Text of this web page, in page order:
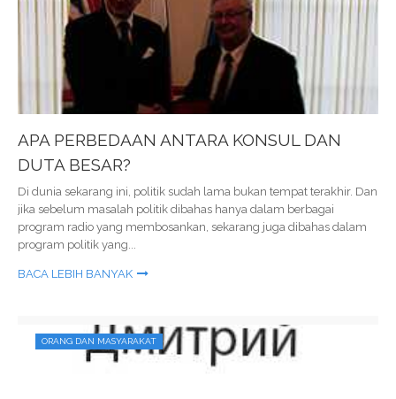
APA PERBEDAAN ANTARA KONSUL DAN
DUTA BESAR?
Di dunia sekarang ini, politik sudah lama bukan tempat terakhir. Dan
jika sebelum masalah politik dibahas hanya dalam berbagai
program radio yang membosankan, sekarang juga dibahas dalam
program politik yang...
BACA LEBIH BANYAK
ORANG DAN MASYARAKAT